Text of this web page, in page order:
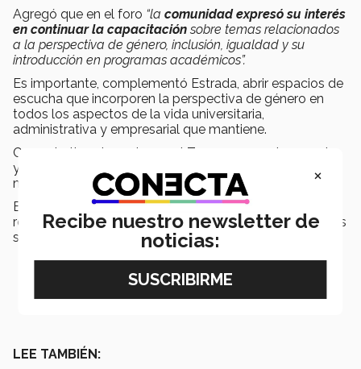
Agregó que en el foro “la comunidad expresó su interés
en continuar la capacitaciónsobre temas relacionados
a la perspectiva de género, inclusión, igualdad y su
introducción en programas académicos”.
Es importante, complementó Estrada, abrir espacios de
escucha que incorporen la perspectiva de género en
todos los aspectos de la vida universitaria,
administrativa y empresarial que mantiene.
Con este tipo de acciones, el Tec promueve la escucha
y apertura a los temas que atañen a su comunidad y
mantiene reflexión constante ante la misma.
El
Segundo Foro Virtual de Diálogo Abierto
realizó en modalidad virtual con diálogo diversas mesas
sobre los temas mencionados.
LEE TAMBIÉN:
×
Recibe nuestro newsletter de
noticias: